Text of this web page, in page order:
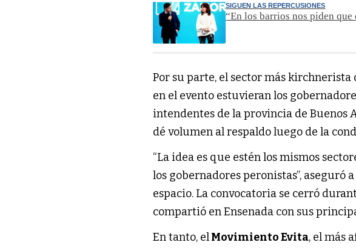
SIGUEN LAS REPERCUSIONES
“En los barrios nos piden
Por su parte, el sector más
en el evento estuvieran los
intendentes de la provincia de Buenos
dé volumen al respaldo luego de la
“La idea es que estén los mismos
los gobernadores peronistas”,
espacio. La convocatoria se cerró
compartió en Ensenada con sus
En tanto, elMovimiento Evita, el más